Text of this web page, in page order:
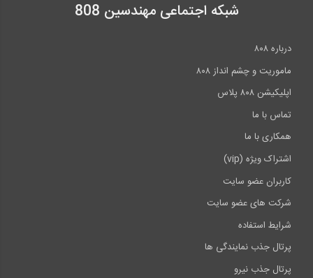
شبکه اجتماعی مهندسین 808
درباره ۸۰۸
ماموریت و چشم انداز ۸۰۸
اپلیکیشن ۸۰۸ پلاس
تماس با ما
همکاری با ما
اشتراک ویژه (vip)
کاربران عضو سایت
شرکت های عضو سایت
شرایط استفاده
پرتال جذب نمایندگی ها
پرتال جذب نیرو